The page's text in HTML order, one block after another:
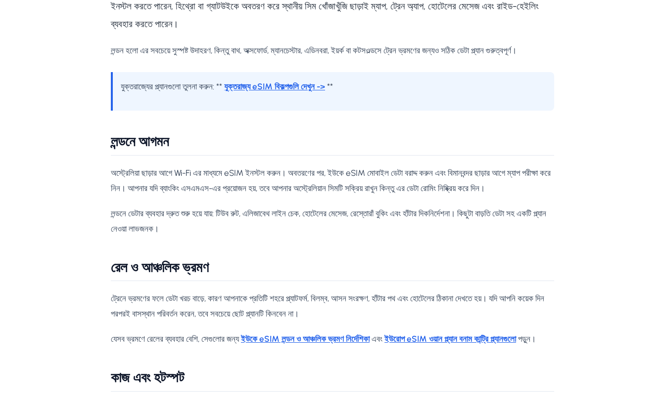
ইনস্টল করতে পারেন, হিথ্রো বা গ্যাটউইকে অবতরণ করে স্থানীয় সিম খোঁজাখুঁজি ছাড়াই ম্যাপ, ট্রেন অ্যাপ, হোটেলের মেসেজ এবং রাইড-হেইলিং
ব্যবহার করতে পারেন।
লন্ডন হলো এর সবচেয়ে সুস্পষ্ট উদাহরণ, কিন্তু বাথ, অক্সফোর্ড, ম্যানচেস্টার, এডিনবরা, ইয়র্ক বা কটসওল্ডসে ট্রেন ভ্রমণের জন্যও সঠিক ডেটা প্ল্যান গুরুত্বপূর্ণ।
যুক্তরাজ্যের প্ল্যানগুলো তুলনা করুন: ** যুক্তরাজ্য eSIM বিকল্পগুলি দেখুন -> **
লন্ডনে আগমন
অস্ট্রেলিয়া ছাড়ার আগে Wi-Fi এর মাধ্যমে eSIM ইনস্টল করুন। অবতরণের পর, ইউকে eSIM মোবাইল ডেটা বরাদ্দ করুন এবং বিমানবন্দর ছাড়ার আগে ম্যাপ পরীক্ষা করে
নিন। আপনার যদি ব্যাংকিং এসএমএস-এর প্রয়োজন হয়, তবে আপনার অস্ট্রেলিয়ান সিমটি সক্রিয় রাখুন কিন্তু এর ডেটা রোমিং নিষ্ক্রিয় করে দিন।
লন্ডনে ডেটার ব্যবহার দ্রুত শুরু হয়ে যায়: টিউব রুট, এলিজাবেথ লাইন চেক, হোটেলের মেসেজ, রেস্তোরাঁ বুকিং এবং হাঁটার দিকনির্দেশনা। কিছুটা বাড়তি ডেটা সহ একটি প্ল্যান
নেওয়া লাভজনক।
রেল ও আঞ্চলিক ভ্রমণ
ট্রেনে ভ্রমণের ফলে ডেটা খরচ বাড়ে, কারণ আপনাকে প্রতিটি শহরে প্ল্যাটফর্ম, বিলম্ব, আসন সংরক্ষণ, হাঁটার পথ এবং হোটেলের ঠিকানা দেখতে হয়। যদি আপনি কয়েক দিন
পরপরই বাসস্থান পরিবর্তন করেন, তবে সবচেয়ে ছোট প্ল্যানটি কিনবেন না।
যেসব ভ্রমণে রেলের ব্যবহার বেশি, সেগুলোর জন্যইউকে eSIM লন্ডন ও আঞ্চলিক ভ্রমণ নির্দেশিকাএবংইউরোপ eSIM ওয়ান প্ল্যান বনাম কান্ট্রি প্ল্যানগুলোপড়ুন।
কাজ এবং হটস্পট